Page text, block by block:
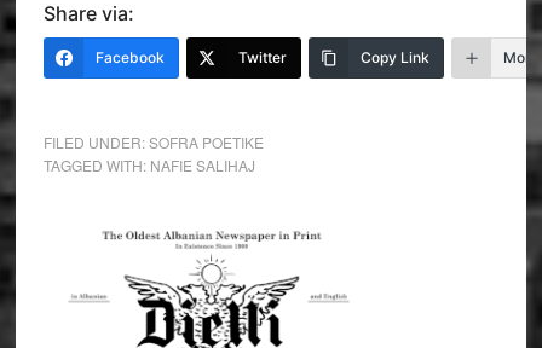
Share via:
Facebook Twitter Copy Link More
FILED UNDER:SOFRA POETIKE
TAGGED WITH: NAFIE SALIHAJ